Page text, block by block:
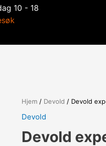
10 - 18
Hjem / Devold / Devold
Devold
Devold